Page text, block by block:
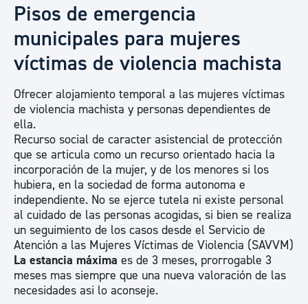
Pisos de emergencia
municipales para mujeres
víctimas de violencia machista
Ofrecer alojamiento temporal a las mujeres víctimas
de violencia machista y personas dependientes de
ella.
Recurso social de caracter asistencial de protección
que se articula como un recurso orientado hacia la
incorporación de la mujer, y de los menores si los
hubiera, en la sociedad de forma autonoma e
independiente. No se ejerce tutela ni existe personal
al cuidado de las personas acogidas, si bien se realiza
un seguimiento de los casos desde el Servicio de
Atención a las Mujeres Víctimas de Violencia (SAVVM)
La estancia máxima es de 3 meses, prorrogable 3
meses mas siempre que una nueva valoración de las
necesidades asi lo aconseje.